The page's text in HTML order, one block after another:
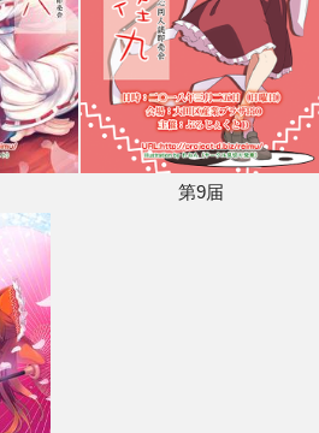
第9届